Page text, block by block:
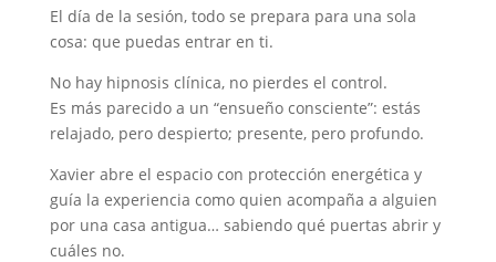
El día de la sesión, todo se prepara para una sola
cosa: que puedas entrar en ti.
No hay hipnosis clínica, no pierdes el control.
Es más parecido a un “ensueño consciente”: estás
relajado, pero despierto; presente, pero profundo.
Xavier abre el espacio con protección energética y
guía la experiencia como quien acompaña a alguien
por una casa antigua… sabiendo qué puertas abrir y
cuáles no.